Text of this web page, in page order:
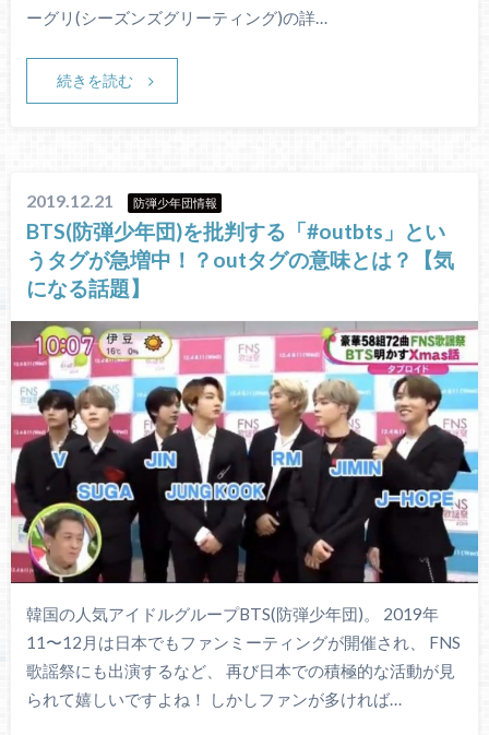
ーグリ(シーズンズグリーティング)の詳…
続きを読む
2019.12.21 防弾少年団情報
BTS(防弾少年団)を批判する「#outbts」とい
うタグが急増中！？outタグの意味とは？【気
になる話題】
韓国の人気アイドルグループBTS(防弾少年団)。 2019年
11〜12月は日本でもファンミーティングが開催され、 FNS
歌謡祭にも出演するなど、 再び日本での積極的な活動が見
られて嬉しいですよね！ しかしファンが多ければ…